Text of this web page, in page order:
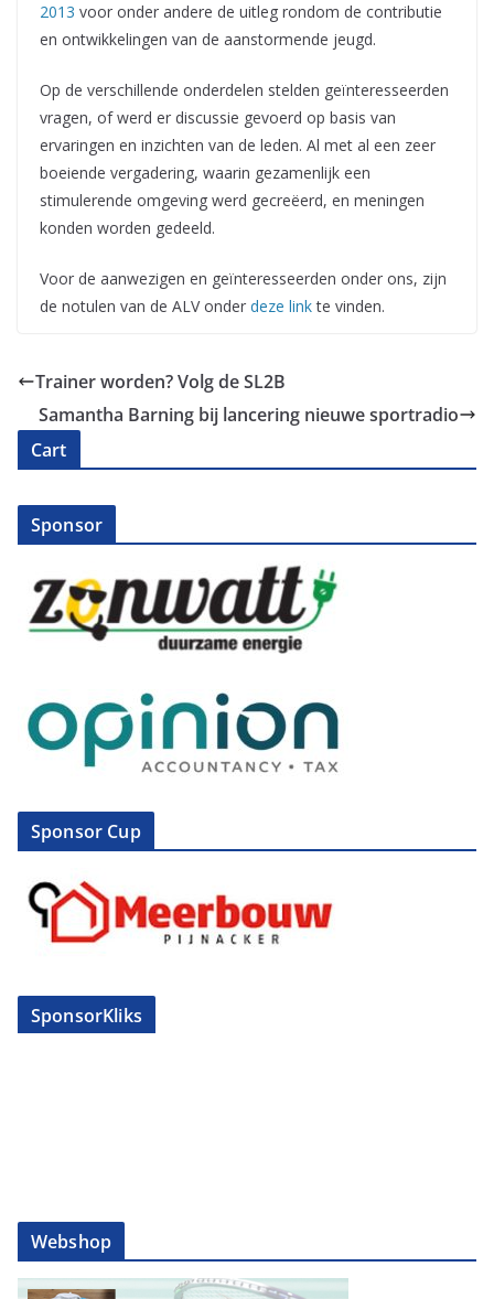
2013 voor onder andere de uitleg rondom de contributie
en ontwikkelingen van de aanstormende jeugd.
Op de verschillende onderdelen stelden geïnteresseerden
vragen, of werd er discussie gevoerd op basis van
ervaringen en inzichten van de leden. Al met al een zeer
boeiende vergadering, waarin gezamenlijk een
stimulerende omgeving werd gecreëerd, en meningen
konden worden gedeeld.
Voor de aanwezigen en geïnteresseerden onder ons, zijn
de notulen van de ALV onder deze linkte vinden.
Trainer worden? Volg de SL2B
Samantha Barning bij lancering nieuwe sportradio
Cart
Sponsor
Sponsor Cup
SponsorKliks
Webshop